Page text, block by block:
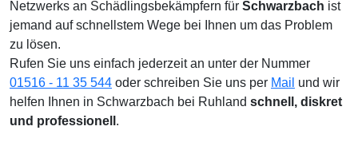
Netzwerks an Schädlingsbekämpfern für Schwarzbach ist
jemand auf schnellstem Wege bei Ihnen um das Problem
zu lösen.
Rufen Sie uns einfach jederzeit an unter der Nummer
01516 - 11 35 544 oder schreiben Sie uns per Mail und wir
helfen Ihnen in Schwarzbach bei Ruhland schnell, diskret
und professionell .